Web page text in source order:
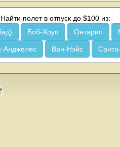
Найти полет в отпуск до $100 из:
Боб-Хоуп Онтарио
Анджелес Ван-Нэйс